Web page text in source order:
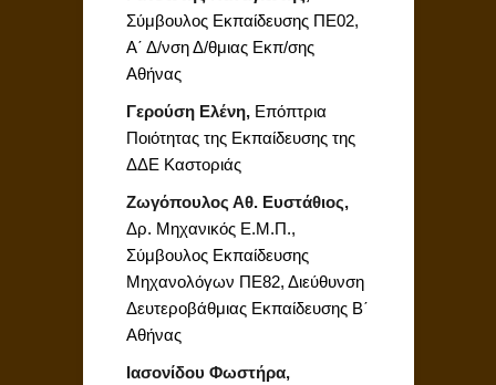
Σύμβουλος Εκπαίδευσης ΠΕ02,
Α΄ Δ/νση Δ/θμιας Εκπ/σης
Αθήνας
Γερούση Ελένη, Επόπτρια
Ποιότητας της Εκπαίδευσης της
ΔΔΕ Καστοριάς
Ζωγόπουλος Αθ. Ευστάθιος,
Δρ. Μηχανικός Ε.Μ.Π.,
Σύμβουλος Εκπαίδευσης
Μηχανολόγων ΠΕ82, Διεύθυνση
Δευτεροβάθμιας Εκπαίδευσης Β΄
Αθήνας
Ιασονίδου Φωστήρα,